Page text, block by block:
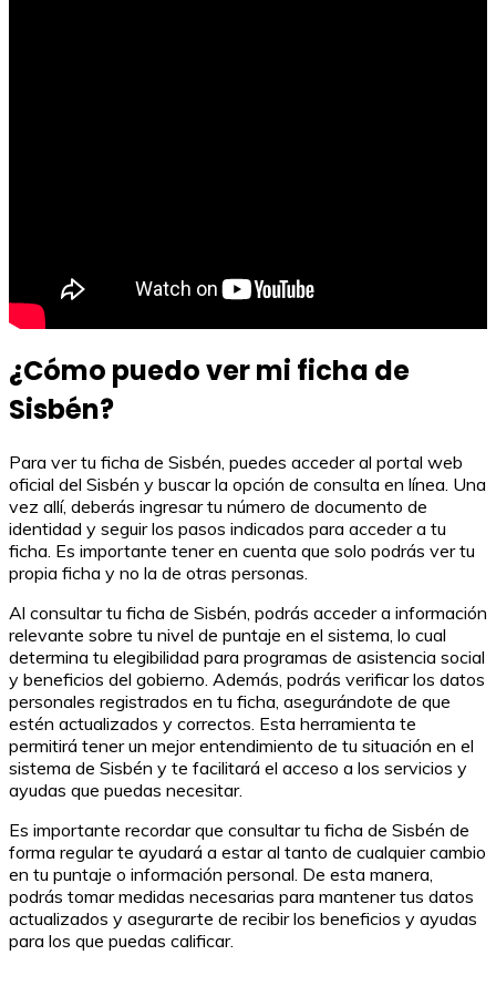
¿Cómo puedo ver mi ficha de
Sisbén?
Para ver tu ficha de Sisbén, puedes acceder al portal web
oficial del Sisbén y buscar la opción de consulta en línea. Una
vez allí, deberás ingresar tu número de documento de
identidad y seguir los pasos indicados para acceder a tu
ficha. Es importante tener en cuenta que solo podrás ver tu
propia ficha y no la de otras personas.
Al consultar tu ficha de Sisbén, podrás acceder a información
relevante sobre tu nivel de puntaje en el sistema, lo cual
determina tu elegibilidad para programas de asistencia social
y beneficios del gobierno. Además, podrás verificar los datos
personales registrados en tu ficha, asegurándote de que
estén actualizados y correctos. Esta herramienta te
permitirá tener un mejor entendimiento de tu situación en el
sistema de Sisbén y te facilitará el acceso a los servicios y
ayudas que puedas necesitar.
Es importante recordar que consultar tu ficha de Sisbén de
forma regular te ayudará a estar al tanto de cualquier cambio
en tu puntaje o información personal. De esta manera,
podrás tomar medidas necesarias para mantener tus datos
actualizados y asegurarte de recibir los beneficios y ayudas
para los que puedas calificar.